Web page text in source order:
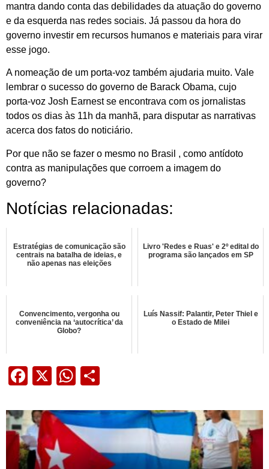
mantra dando conta das debilidades da atuação do governo
e da esquerda nas redes sociais. Já passou da hora do
governo investir em recursos humanos e materiais para virar
esse jogo.
A nomeação de um porta-voz também ajudaria muito. Vale
lembrar o sucesso do governo de Barack Obama, cujo
porta-voz Josh Earnest se encontrava com os jornalistas
todos os dias às 11h da manhã, para disputar as narrativas
acerca dos fatos do noticiário.
Por que não se fazer o mesmo no Brasil , como antídoto
contra as manipulações que corroem a imagem do
governo?
Notícias relacionadas:
Estratégias de comunicação são
centrais na batalha de ideias, e
não apenas nas eleições
Livro 'Redes e Ruas' e 2º edital do
programa são lançados em SP
Convencimento, vergonha ou
conveniência na ‘autocrítica’ da
Globo?
Luís Nassif: Palantir, Peter Thiel e
o Estado de Milei
Facebook
X WhatsApp